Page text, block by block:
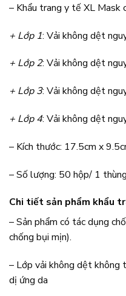
– Khẩu trang y tế XL Mask
+ Lớp 1: Vải không dệt
+ Lớp 2: Vải không dệt
+ Lớp 3: Vải không dệt
+ Lớp 4: Vải không dệt
– Kích thước: 17.5cm x
– Số lượng: 50 hộp/ 1 thùng
Chi tiết sản phẩm khẩu
– Sản phẩm có tác dụng
chống bụi mịn).
– Lớp vải không dệt không
dị ứng da